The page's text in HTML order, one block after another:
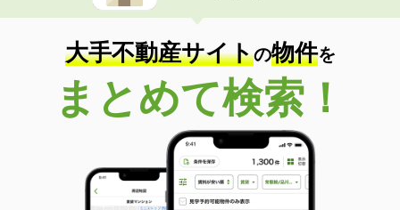
大手不動産サイトの物件を
まとめて検索！